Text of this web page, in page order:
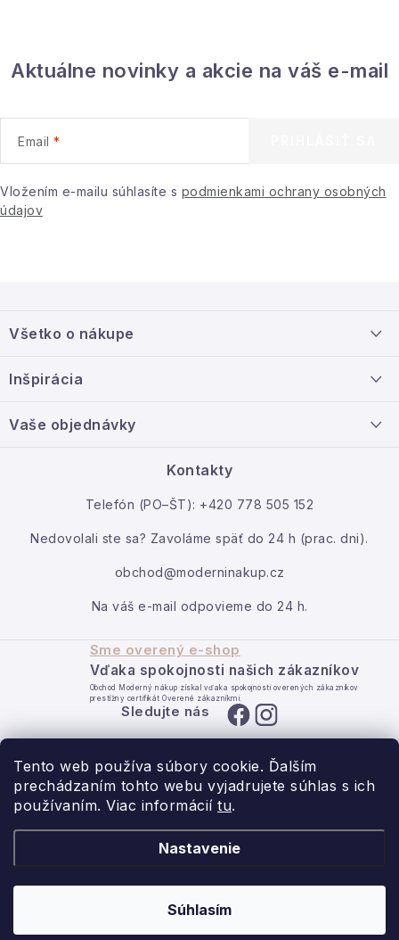
Tento web používa súbory cookie. Ďalším
prechádzaním tohto webu vyjadrujete súhlas s ich
používaním. Viac informácií tu.
Nastavenie
Súhlasím
Aktuálne novinky a akcie na váš e-mail
Email
Vložením e-mailu súhlasíte s podmienkami ochrany osobných
údajov
p
ä
Všetko o nákupe
Veľkoobchodná spolupráca
Inšpirácia
Vaše objednávky
Kontakty
Telefón (PO–ŠT): +420 778 505 152
Nedovolali ste sa? Zavoláme späť do 24 h (prac. dni).
obchod@moderninakup.cz
Na váš e-mail odpovieme do 24 h.
Sme overený e-shop
Vďaka spokojnosti našich zákazníkov
Obchod Moderný nákup získal vďaka spokojnosti overených zákazníkov
prestížny certifikát Overené zákazníkmi.
Sledujte nás
- pre domov s láskou.
Moderný nákup. Všetky práva vyhradené.